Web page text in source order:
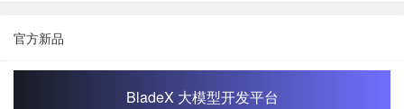
官方新品
BladeX 大模型开发平台